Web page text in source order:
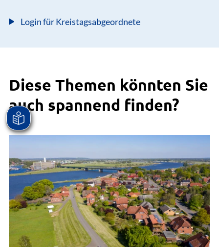
Login für Kreistagsabgeordnete
Diese Themen könnten Sie
auch spannend finden?